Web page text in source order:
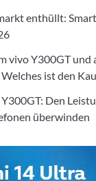
enthüllt:
vivo Y300GT und
ist den
Den
überwinden